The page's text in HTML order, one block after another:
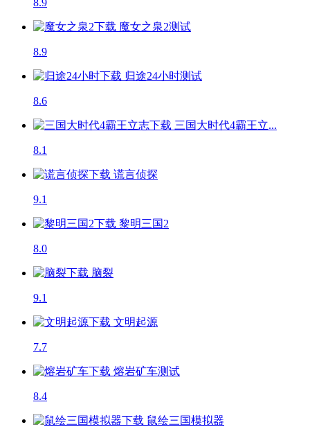
8.9
魔女之泉2测试
8.9
归途24小时测试
8.6
三国大时代4霸王立...
8.1
谎言侦探
9.1
黎明三国2
8.0
脑裂
9.1
文明起源
7.7
熔岩矿车测试
8.4
鼠绘三国模拟器